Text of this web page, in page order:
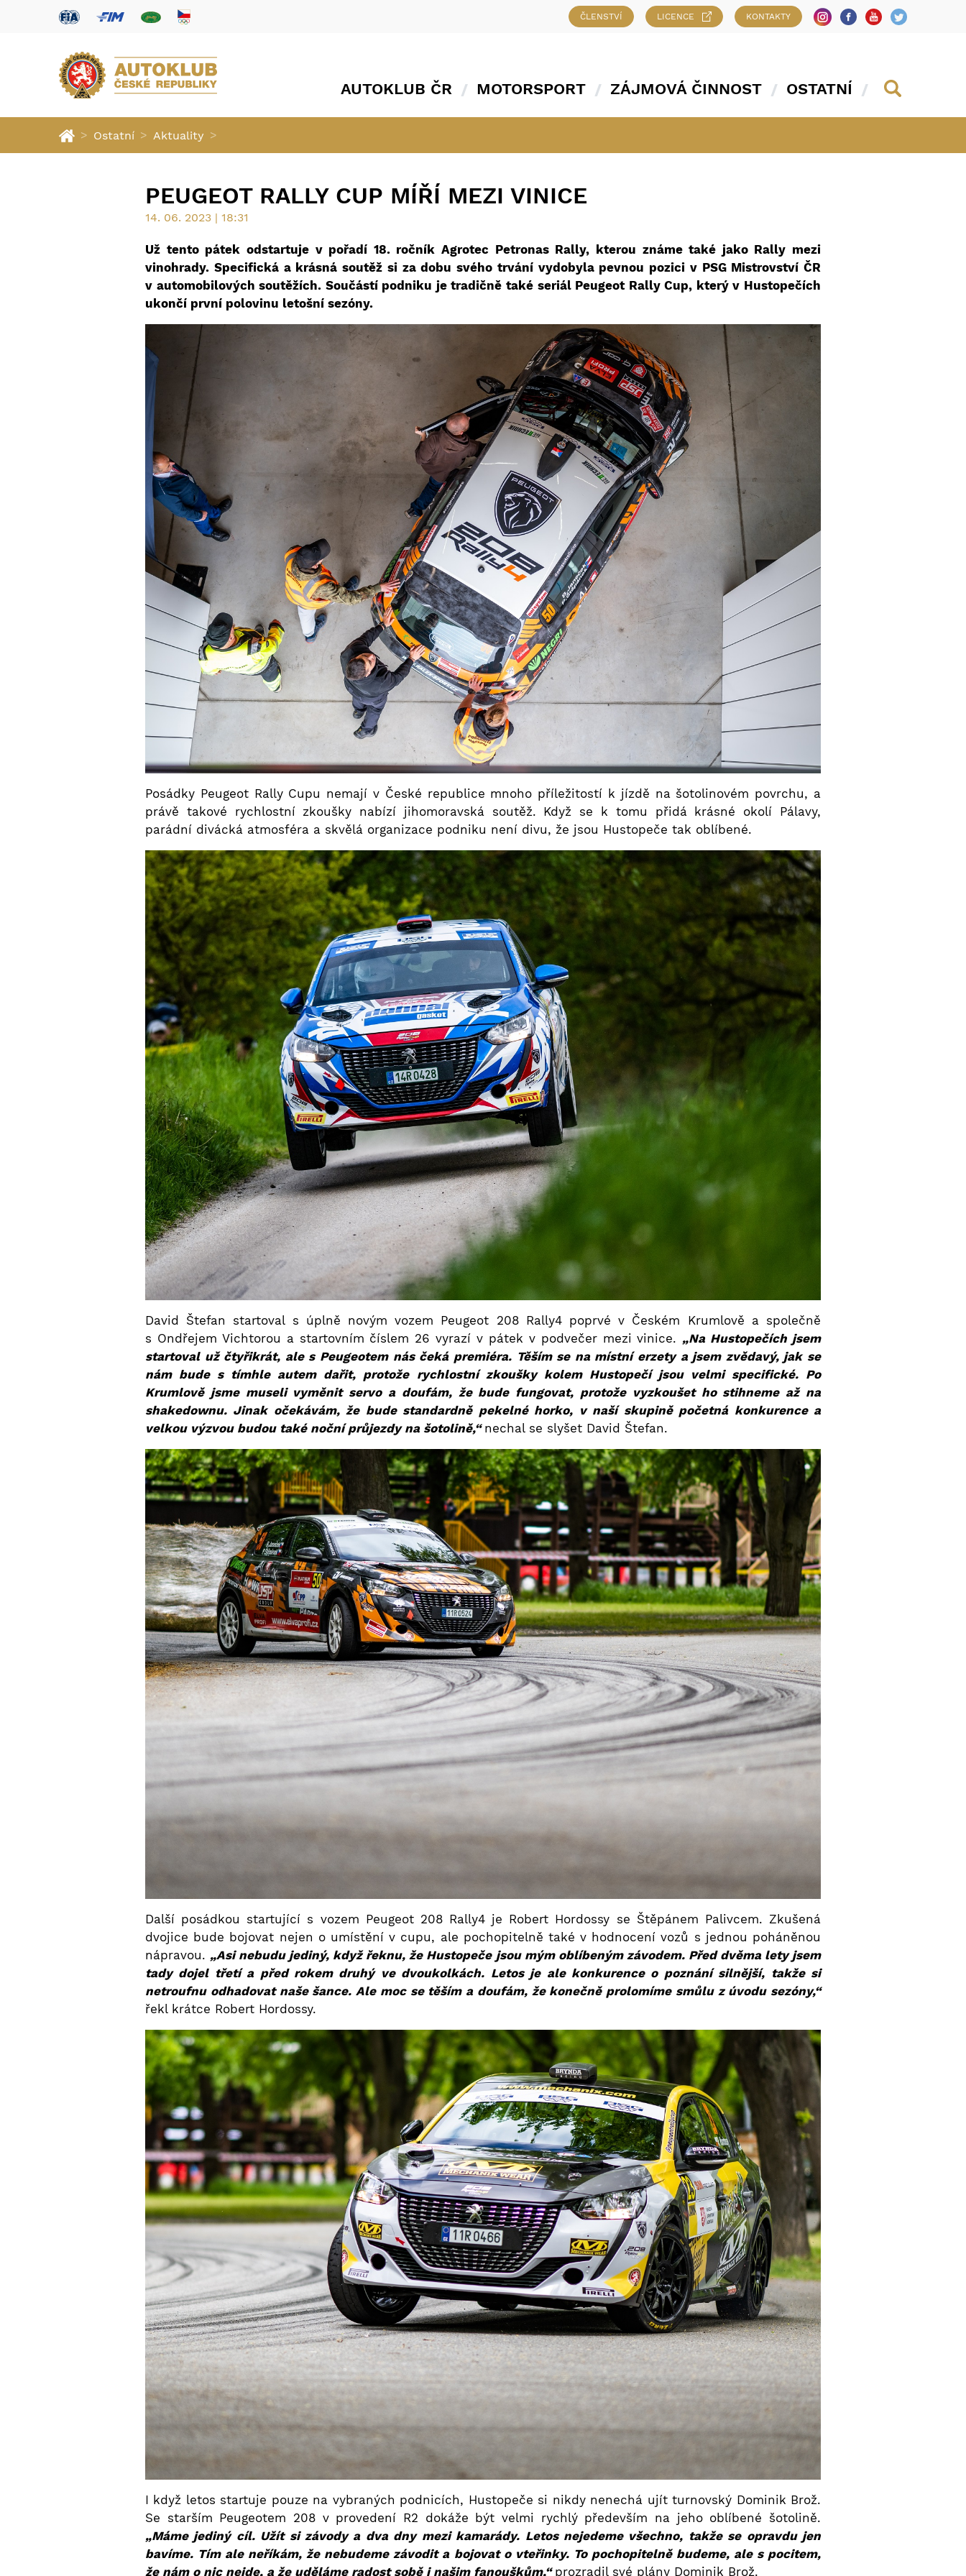
ČLENSTVÍ LICENCE KONTAKTY
AUTOKLUB ČR MOTORSPORT ZÁJMOVÁ ČINNOST OSTATNÍ
> Ostatní > Aktuality >
PEUGEOT RALLY CUP MÍŘÍ MEZI VINICE
14. 06. 2023 | 18:31
Už tento pátek odstartuje v pořadí 18. ročník Agrotec Petronas Rally, kterou známe také jako Rally mezi
vinohrady. Specifická a krásná soutěž si za dobu svého trvání vydobyla pevnou pozici v PSG Mistrovství ČR
v automobilových soutěžích. Součástí podniku je tradičně také seriál Peugeot Rally Cup, který v Hustopečích
ukončí první polovinu letošní sezóny.
Posádky Peugeot Rally Cupu nemají v České republice mnoho příležitostí k jízdě na šotolinovém povrchu, a
právě takové rychlostní zkoušky nabízí jihomoravská soutěž. Když se k tomu přidá krásné okolí Pálavy,
parádní divácká atmosféra a skvělá organizace podniku není divu, že jsou Hustopeče tak oblíbené.
David Štefan startoval s úplně novým vozem Peugeot 208 Rally4 poprvé v Českém Krumlově a společně
s Ondřejem Vichtorou a startovním číslem 26 vyrazí v pátek v podvečer mezi vinice. „Na Hustopečích jsem
startoval už čtyřikrát, ale s Peugeotem nás čeká premiéra. Těším se na místní erzety a jsem zvědavý, jak se
nám bude s tímhle autem dařit, protože rychlostní zkoušky kolem Hustopečí jsou velmi specifické. Po
Krumlově jsme museli vyměnit servo a doufám, že bude fungovat, protože vyzkoušet ho stihneme až na
shakedownu. Jinak očekávám, že bude standardně pekelné horko, v naší skupině početná konkurence a
velkou výzvou budou také noční průjezdy na šotolině,“ nechal se slyšet David Štefan.
Další posádkou startující s vozem Peugeot 208 Rally4 je Robert Hordossy se Štěpánem Palivcem. Zkušená
dvojice bude bojovat nejen o umístění v cupu, ale pochopitelně také v hodnocení vozů s jednou poháněnou
nápravou. „Asi nebudu jediný, když řeknu, že Hustopeče jsou mým oblíbeným závodem. Před dvěma lety jsem
tady dojel třetí a před rokem druhý ve dvoukolkách. Letos je ale konkurence o poznání silnější, takže si
netroufnu odhadovat naše šance. Ale moc se těším a doufám, že konečně prolomíme smůlu z úvodu sezóny,“
řekl krátce Robert Hordossy.
I když letos startuje pouze na vybraných podnicích, Hustopeče si nikdy nenechá ujít turnovský Dominik Brož.
Se starším Peugeotem 208 v provedení R2 dokáže být velmi rychlý především na jeho oblíbené šotolině.
„Máme jediný cíl. Užít si závody a dva dny mezi kamarády. Letos nejedeme všechno, takže se opravdu jen
bavíme. Tím ale neříkám, že nebudeme závodit a bojovat o vteřinky. To pochopitelně budeme, ale s pocitem,
že nám o nic nejde, a že uděláme radost sobě i našim fanouškům,“ prozradil své plány Dominik Brož.